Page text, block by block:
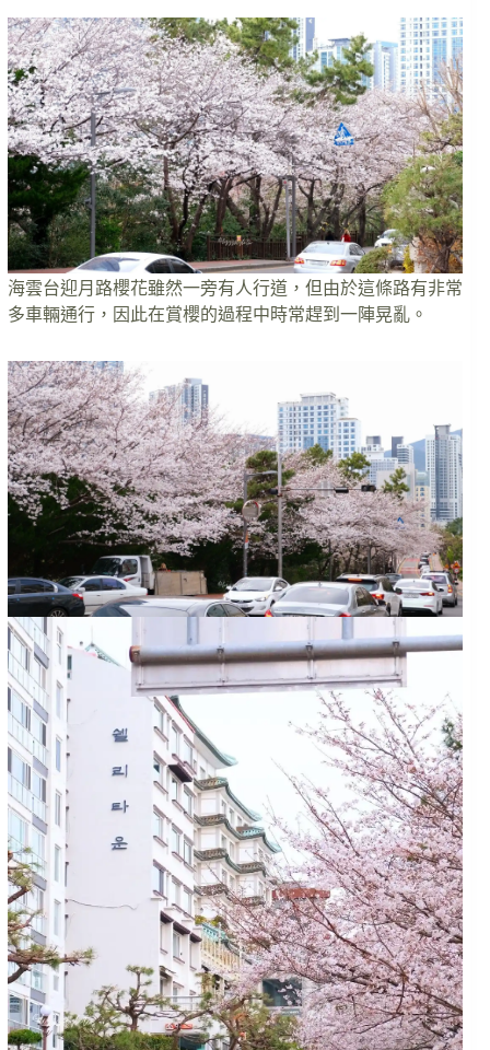
海雲台迎月路櫻花雖然一旁有人行道，但由於這條路有非常
多車輛通行，因此在賞櫻的過程中時常趕到一陣晃亂。